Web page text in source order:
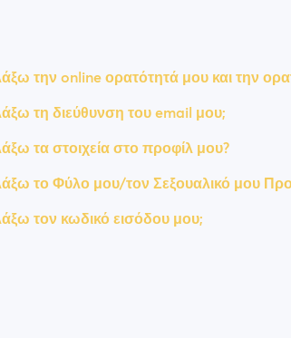
την online ορατότητά μου και την
τη διεύθυνση του email μου;
τα στοιχεία στο προφίλ μου?
το Φύλο μου/τον Σεξουαλικό μου
τον κωδικό εισόδου μου;